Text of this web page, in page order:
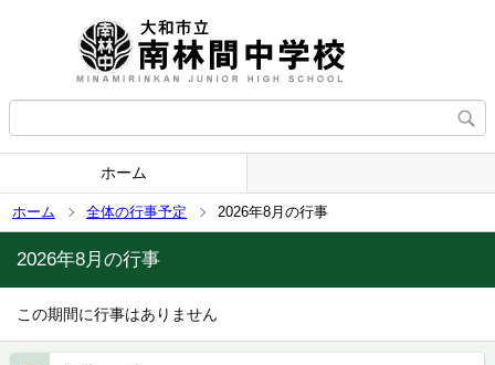
ホーム
ホーム 全体の行事予定 2026年8月の行事
2026年8月の行事
この期間に行事はありません